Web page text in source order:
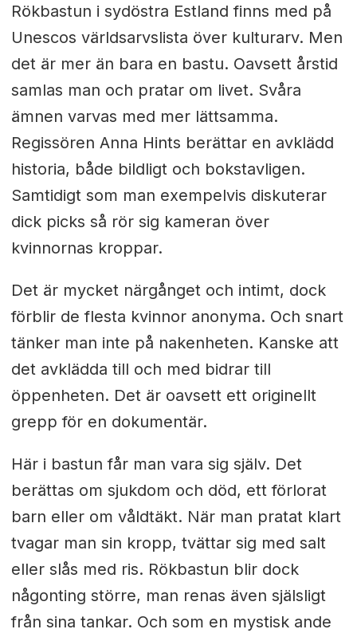
Rökbastun i sydöstra Estland finns med på
Unescos världsarvslista över kulturarv. Men
det är mer än bara en bastu. Oavsett årstid
samlas man och pratar om livet. Svåra
ämnen varvas med mer lättsamma.
Regissören Anna Hints berättar en avklädd
historia, både bildligt och bokstavligen.
Samtidigt som man exempelvis diskuterar
dick picks så rör sig kameran över
kvinnornas kroppar.
Det är mycket närgånget och intimt, dock
förblir de flesta kvinnor anonyma. Och snart
tänker man inte på nakenheten. Kanske att
det avklädda till och med bidrar till
öppenheten. Det är oavsett ett originellt
grepp för en dokumentär.
Här i bastun får man vara sig själv. Det
berättas om sjukdom och död, ett förlorat
barn eller om våldtäkt. När man pratat klart
tvagar man sin kropp, tvättar sig med salt
eller slås med ris. Rökbastun blir dock
någonting större, man renas även själsligt
från sina tankar. Och som en mystisk ande